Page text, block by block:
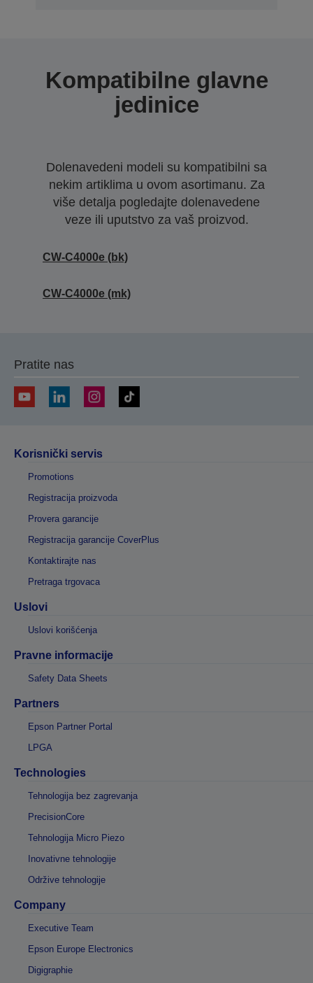
Kompatibilne glavne
jedinice
Dolenavedeni modeli su kompatibilni sa
nekim artiklima u ovom asortimanu. Za
više detalja pogledajte dolenavedene
veze ili uputstvo za vaš proizvod.
CW-C4000e (bk)
CW-C4000e (mk)
Pratite nas
Korisnički servis
Promotions
Registracija proizvoda
Provera garancije
Registracija garancije CoverPlus
Kontaktirajte nas
Pretraga trgovaca
Uslovi
Uslovi korišćenja
Pravne informacije
Safety Data Sheets
Partners
Epson Partner Portal
LPGA
Technologies
Tehnologija bez zagrevanja
PrecisionCore
Tehnologija Micro Piezo
Inovativne tehnologije
Održive tehnologije
Company
Executive Team
Epson Europe Electronics
Digigraphie